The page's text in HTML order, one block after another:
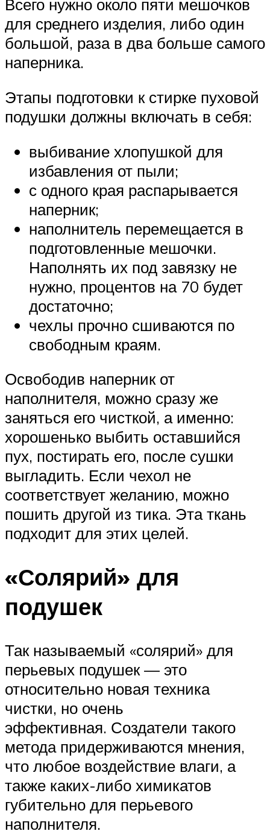
Всего нужно около пяти мешочков
для среднего изделия, либо один
большой, раза в два больше самого
наперника.
Этапы подготовки к стирке пуховой
подушки должны включать в себя:
выбивание хлопушкой для
избавления от пыли;
с одного края распарывается
наперник;
наполнитель перемещается в
подготовленные мешочки.
Наполнять их под завязку не
нужно, процентов на 70 будет
достаточно;
чехлы прочно сшиваются по
свободным краям.
Освободив наперник от
наполнителя, можно сразу же
заняться его чисткой, а именно:
хорошенько выбить оставшийся
пух, постирать его, после сушки
выгладить. Если чехол не
соответствует желанию, можно
пошить другой из тика. Эта ткань
подходит для этих целей.
«Солярий» для
подушек
Так называемый «солярий» для
перьевых подушек — это
относительно новая техника
чистки, но очень
эффективная. Создатели такого
метода придерживаются мнения,
что любое воздействие влаги, а
также каких-либо химикатов
губительно для перьевого
наполнителя.